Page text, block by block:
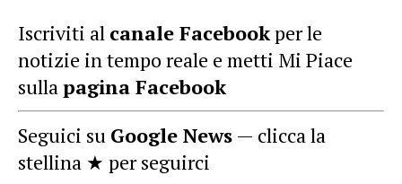
Iscriviti al canale Facebookper le
notizie in tempo reale e metti Mi Piace
sullapagina Facebook
Seguici su Google News — clicca la
stellina ★ per seguirci